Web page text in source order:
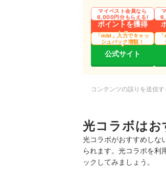
ポイントを獲得
する
マイベスト会員なら
6,000円分もらえる!
公式サイト
「mbt」入力でキャッ
シュバック増額！
コンテンツの誤りを送信す
光コラボは
光コラボがおすすめしな
られます。光コラボを利
ックしてみましょう。